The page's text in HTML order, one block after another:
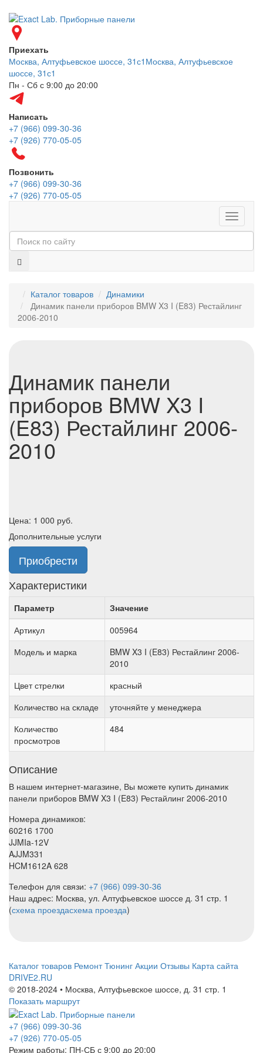
Приехать
Москва, Алтуфьевское шоссе, 31с1 Москва, Алтуфьевское
шоссе, 31с1
Пн - Сб с 9:00 до 20:00
Написать
+7 (966) 099-30-36
+7 (926) 770-05-05
Позвонить
+7 (966) 099-30-36
+7 (926) 770-05-05
Меню
Каталог товаров
Динамики
Динамик панели приборов BMW X3 I (E83) Рестайлинг
2006-2010
Динамик панели
приборов BMW X3 I
(E83) Рестайлинг 2006-
2010
Цена: 1 000 руб.
Дополнительные услуги
Приобрести
Характеристики
Параметр
Значение
Артикул
005964
Модель и марка
BMW X3 I (E83) Рестайлинг 2006-
2010
Цвет стрелки
красный
Количество на складе
уточняйте у менеджера
Количество
просмотров
484
Описание
В нашем интернет-магазине, Вы можете купить динамик
панели приборов BMW X3 I (E83) Рестайлинг 2006-2010
Номера динамиков:
60216 1700
JJMIa-12V
AJJM331
HCM1612A 628
Телефон для связи: +7 (966) 099-30-36
Наш адрес: Москва, ул. Алтуфьевское шоссе д. 31 стр. 1
(схема проездасхема проезда)
Каталог товаров Ремонт Тюнинг Акции Отзывы Карта сайта
DRIVE2.RU
© 2018-2024 • Москва, Алтуфьевское шоссе, д. 31 стр. 1
Показать маршрут
+7 (966) 099-30-36
+7 (926) 770-05-05
Режим работы: ПН-СБ с 9:00 до 20:00